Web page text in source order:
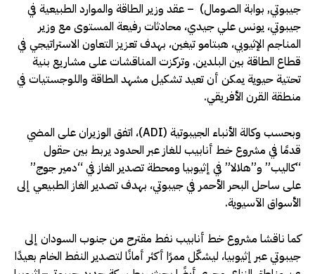
جيبوتي, بوابة الصومال) – عقد وزير الطاقة والموارد الطبيعية في
جيبوتي، يونس علي جيدي، محادثات رفيعة المستوى مع وزير
المناجم الإثيوبي، هبتامو تيغين، بهدف تعزيز التعاون الاستراتيجي في
قطاع الطاقة بين البلدين. وتركزت المناقشات على مشاريع بنية
تحتية حيوية يمكن أن تعيد تشكيل مشهد الطاقة واللوجستيات في
منطقة القرن الأفريقي.
وبحسب وكالة الأنباء الجيبوتية (ADI)، اتفق الوزيران على المضي
قدمًا في مشروع خط أنابيب للغاز عبر الحدود يربط بين حقول
“كاليب” و”هلالا” في إثيوبيا ومحطة تصدير الغاز في “دمير جوج”
على ساحل البحر الأحمر في جيبوتي، بهدف تصدير الغاز الطبيعي إلى
الأسواق الآسيوية.
كما ناقشا مشروع خط أنابيب نفط مقترح من جنوب السودان إلى
جيبوتي عبر إثيوبيا، ليشكّل ممرًا أكثر أمانًا لتصدير النفط الخام بعيدًا